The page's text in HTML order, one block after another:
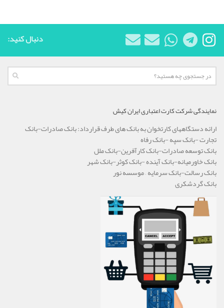
دنبال کنید:
نمایندگی شرکت کارت اعتباری ایران کیش
ارائه دستگاههای کارتخوان به بانک های طرف قرارداد: بانک صادرات-بانک
تجارت -بانک سپه -بانک رفاه
بانک توسعه صادرات-بانک کارآفرین-بانک ملل
بانک خاورمیانه-بانک آینده -بانک کوثر-بانک شهر
بانک رسالت-بانک سرمایه – موسسه نور
بانک گردشکری